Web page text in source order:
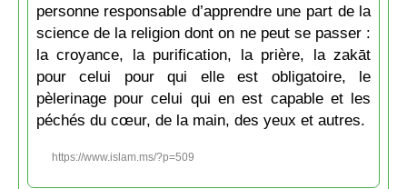
personne responsable d’apprendre une part de la
science de la religion dont on ne peut se passer :
la croyance, la purification, la prière, la zakāt
pour celui pour qui elle est obligatoire, le
pèlerinage pour celui qui en est capable et les
péchés du cœur, de la main, des yeux et autres.
https://www.islam.ms/?p=509